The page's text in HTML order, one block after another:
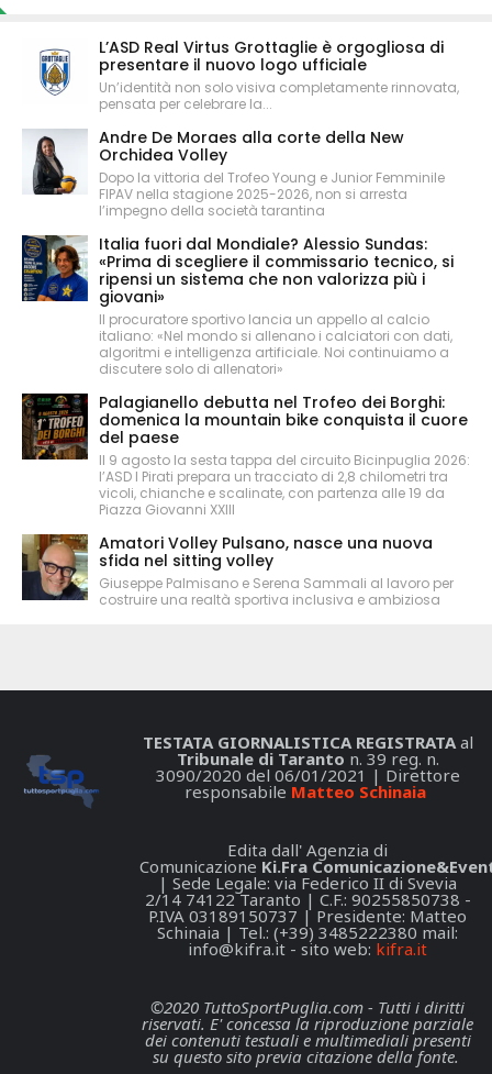
L’ASD Real Virtus Grottaglie è orgogliosa di
presentare il nuovo logo ufficiale
Un’identità non solo visiva completamente rinnovata,
pensata per celebrare la...
Andre De Moraes alla corte della New
Orchidea Volley
Dopo la vittoria del Trofeo Young e Junior Femminile
FIPAV nella stagione 2025-2026, non si arresta
l’impegno della società tarantina
Italia fuori dal Mondiale? Alessio Sundas:
«Prima di scegliere il commissario tecnico, si
ripensi un sistema che non valorizza più i
giovani»
Il procuratore sportivo lancia un appello al calcio
italiano: «Nel mondo si allenano i calciatori con dati,
algoritmi e intelligenza artificiale. Noi continuiamo a
discutere solo di allenatori»
Palagianello debutta nel Trofeo dei Borghi:
domenica la mountain bike conquista il cuore
del paese
Il 9 agosto la sesta tappa del circuito Bicinpuglia 2026:
l’ASD I Pirati prepara un tracciato di 2,8 chilometri tra
vicoli, chianche e scalinate, con partenza alle 19 da
Piazza Giovanni XXIII
Amatori Volley Pulsano, nasce una nuova
sfida nel sitting volley
Giuseppe Palmisano e Serena Sammali al lavoro per
costruire una realtà sportiva inclusiva e ambiziosa
TESTATA GIORNALISTICA REGISTRATAal
Tribunale di Taranto n. 39 reg. n.
3090/2020 del 06/01/2021 | Direttore
responsabile Matteo Schinaia
Edita dall' Agenzia di
Comunicazione Ki.Fra
| Sede Legale: via Federico II di Svevia
2/14 74122 Taranto | C.F.: 90255850738 -
P.IVA 03189150737 | Presidente: Matteo
Schinaia | Tel.: (+39) 3485222380 mail:
info@kifra.it - sito web: kifra.it
©2020 TuttoSportPuglia.com - Tutti i diritti
riservati. E' concessa la riproduzione parziale
dei contenuti testuali e multimediali presenti
su questo sito previa citazione della fonte.